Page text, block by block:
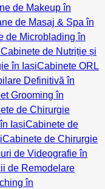
de Makeup în
de Masaj & Spa în
de Microblading în
Cabinete de Nutriție și
în IașiCabinete ORL
Definitivă în
Grooming în
de Chirurgie
IașiCabinete de
Cabinete de Chirurgie
de Videografie în
de Remodelare
în